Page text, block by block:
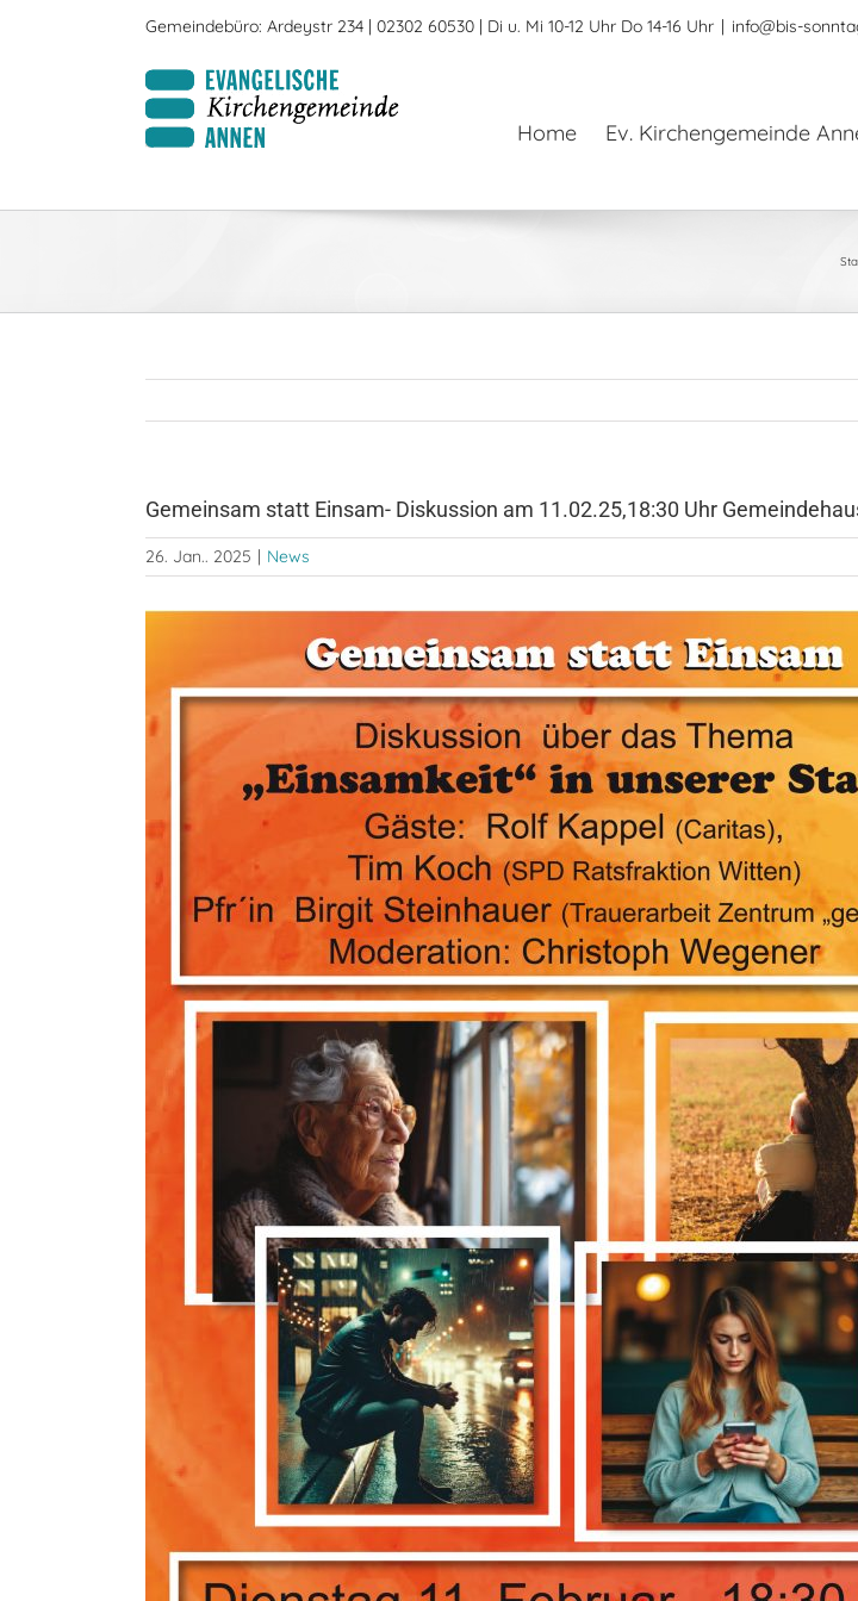
Gemeindebüro: Ardeystr 234 | 02302 60530 | Di u. Mi 10-12 Uhr Do 14-16 Uhr | info@bis-
Home Ev. Kirchengemeinde
Gemeinsam statt Einsam- Diskussion am 11.02.25,18:30 Uhr
26. Jan.. 2025 | News